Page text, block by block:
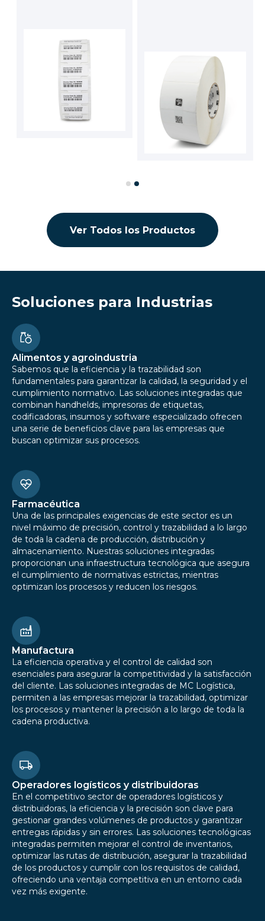
Etiqueta Silverline
Blade II + Global
Silverline Blade II +
Cotizar
Etiqueta de
trasferencia
térmica PolyPro
4000T High-Tack
PolyPro 4000T High-
Tack
Cotizar
Ver Todos los Productos
Soluciones para Industrias
Alimentos y agroindustria
Sabemos que la eficiencia y la trazabilidad son
fundamentales para garantizar la calidad, la seguridad y el
cumplimiento normativo. Las soluciones integradas que
combinan handhelds, impresoras de etiquetas,
codificadoras, insumos y software especializado ofrecen
una serie de beneficios clave para las empresas que
buscan optimizar sus procesos.
Farmacéutica
Una de las principales exigencias de este sector es un
nivel máximo de precisión, control y trazabilidad a lo largo
de toda la cadena de producción, distribución y
almacenamiento. Nuestras soluciones integradas
proporcionan una infraestructura tecnológica que asegura
el cumplimiento de normativas estrictas, mientras
optimizan los procesos y reducen los riesgos.
Manufactura
La eficiencia operativa y el control de calidad son
esenciales para asegurar la competitividad y la satisfacción
del cliente. Las soluciones integradas de MC Logística,
permiten a las empresas mejorar la trazabilidad, optimizar
los procesos y mantener la precisión a lo largo de toda la
cadena productiva.
Operadores logísticos y distribuidoras
En el competitivo sector de operadores logísticos y
distribuidoras, la eficiencia y la precisión son clave para
gestionar grandes volúmenes de productos y garantizar
entregas rápidas y sin errores. Las soluciones tecnológicas
integradas permiten mejorar el control de inventarios,
optimizar las rutas de distribución, asegurar la trazabilidad
de los productos y cumplir con los requisitos de calidad,
ofreciendo una ventaja competitiva en un entorno cada
vez más exigente.